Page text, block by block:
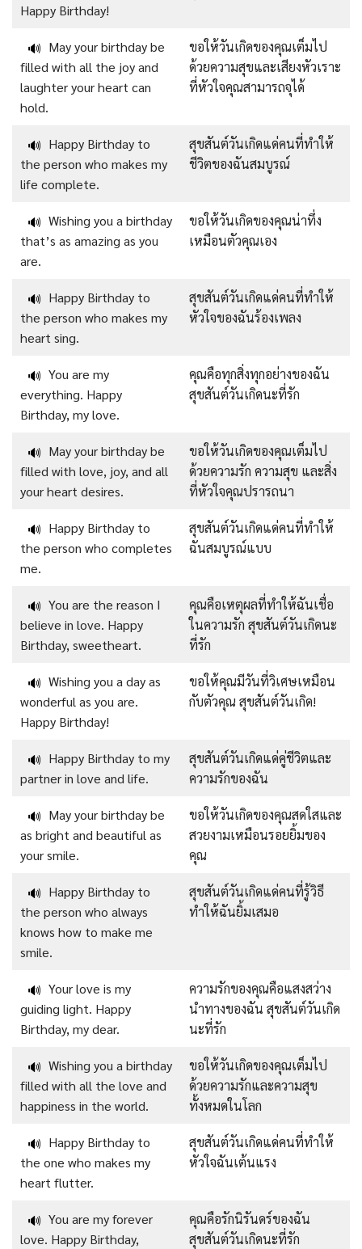
Happy Birthday!
🔊 May your birthday be
filled with all the joy and
laughter your heart can
hold.
ขอให้วันเกิดของคุณเต็มไป
ด้วยความสุขและเสียงหัวเราะ
ที่หัวใจคุณสามารถจุได้
🔊 Happy Birthday to
the person who makes my
life complete.
สุขสันต์วันเกิดแด่คนที่ทำให้
ชีวิตของฉันสมบูรณ์
🔊 Wishing you a birthday
that’s as amazing as you
are.
ขอให้วันเกิดของคุณน่าทึ่ง
เหมือนตัวคุณเอง
🔊 Happy Birthday to
the person who makes my
heart sing.
สุขสันต์วันเกิดแด่คนที่ทำให้
หัวใจของฉันร้องเพลง
🔊 You are my
everything. Happy
Birthday, my love.
คุณคือทุกสิ่งทุกอย่างของฉัน
สุขสันต์วันเกิดนะที่รัก
🔊 May your birthday be
filled with love, joy, and all
your heart desires.
ขอให้วันเกิดของคุณเต็มไป
ด้วยความรัก ความสุข และสิ่ง
ที่หัวใจคุณปรารถนา
🔊 Happy Birthday to
the person who completes
me.
สุขสันต์วันเกิดแด่คนที่ทำให้
ฉันสมบูรณ์แบบ
🔊 You are the reason I
believe in love. Happy
Birthday, sweetheart.
คุณคือเหตุผลที่ทำให้ฉันเชื่อ
ในความรัก สุขสันต์วันเกิดนะ
ที่รัก
🔊 Wishing you a day as
wonderful as you are.
Happy Birthday!
ขอให้คุณมีวันที่วิเศษเหมือน
กับตัวคุณ สุขสันต์วันเกิด!
🔊 Happy Birthday to my
partner in love and life.
สุขสันต์วันเกิดแด่คู่ชีวิตและ
ความรักของฉัน
🔊 May your birthday be
as bright and beautiful as
your smile.
ขอให้วันเกิดของคุณสดใสและ
สวยงามเหมือนรอยยิ้มของ
คุณ
🔊 Happy Birthday to
the person who always
knows how to make me
smile.
สุขสันต์วันเกิดแด่คนที่รู้วิธี
ทำให้ฉันยิ้มเสมอ
🔊 Your love is my
guiding light. Happy
Birthday, my dear.
ความรักของคุณคือแสงสว่าง
นำทางของฉัน สุขสันต์วันเกิด
นะที่รัก
🔊 Wishing you a birthday
filled with all the love and
happiness in the world.
ขอให้วันเกิดของคุณเต็มไป
ด้วยความรักและความสุข
ทั้งหมดในโลก
🔊 Happy Birthday to
the one who makes my
heart flutter.
สุขสันต์วันเกิดแด่คนที่ทำให้
หัวใจฉันเต้นแรง
🔊 You are my forever
love. Happy Birthday,
คุณคือรักนิรันดร์ของฉัน
สุขสันต์วันเกิดนะที่รัก